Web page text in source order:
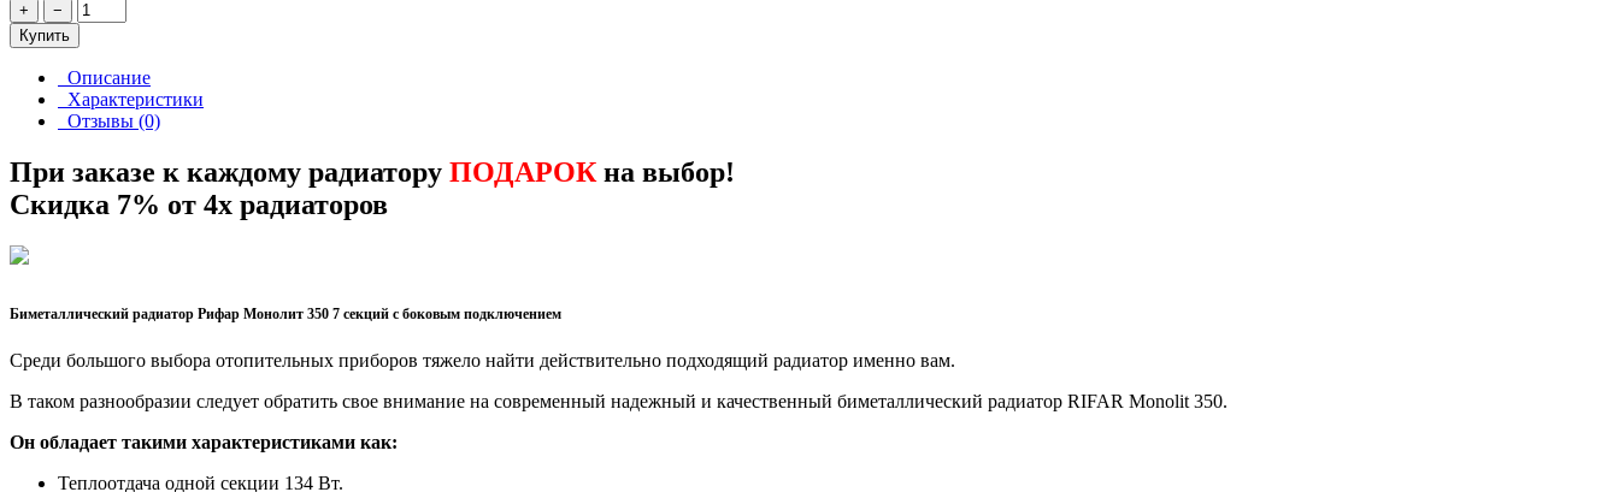
+
−
Купить
Описание
Характеристики
Отзывы (0)
При заказе к каждому радиатору ПОДАРОКна выбор!
Скидка 7% от 4х радиаторов
Биметаллический радиатор Рифар Монолит 350 7 секций с боковым подключением
Среди большого выбора отопительных приборов тяжело найти действительно подходящий радиатор именно вам.
В таком разнообразии следует обратить свое внимание на современный надежный и качественный биметаллический радиатор RIFAR Monolit 350.
Он обладает такими характеристиками как:
Теплоотдача одной секции 134 Вт.